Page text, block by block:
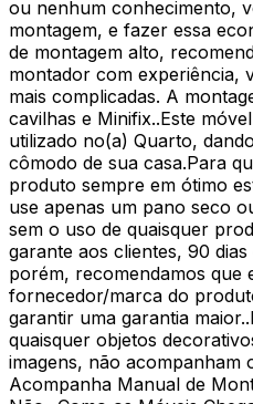
ou nenhum conhecimento,
montagem, e fazer essa
de montagem alto,
montador com experiência,
mais complicadas. A
cavilhas e Minifix..Este
utilizado no(a) Quarto,
cômodo de sua casa.Para
produto sempre em ótimo
use apenas um pano seco
sem o uso de quaisquer
garante aos clientes, 90
porém, recomendamos que
fornecedor/marca do
garantir uma garantia
quaisquer objetos
imagens, não acompanham
Acompanha Manual de